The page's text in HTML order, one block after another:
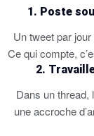
1. Poste
Un tweet par
Ce qui compte,
2.
Dans un thread,
une accroche